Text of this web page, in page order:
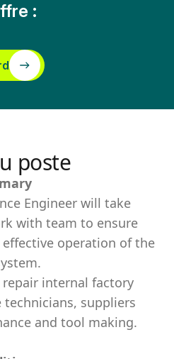
:
poste
Engineer will take
with team to ensure
operation of the
internal factory
suppliers
and tool making.